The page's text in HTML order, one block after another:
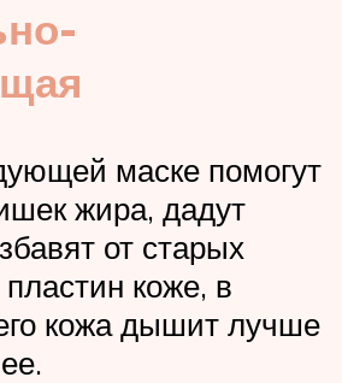
маске помогут
жира, дадут
от старых
коже, в
кожа дышит лучше